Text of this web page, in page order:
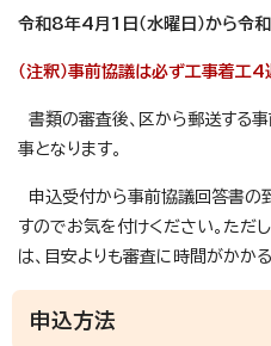
令和8年4月1日（水曜日）から令和
（注釈）事前協議は必ず工事着工
書類の審査後、区から郵送する
事となります。
申込受付から事前協議回答書の
すのでお気を付けください。ただ
は、目安よりも審査に時間がかか
申込方法